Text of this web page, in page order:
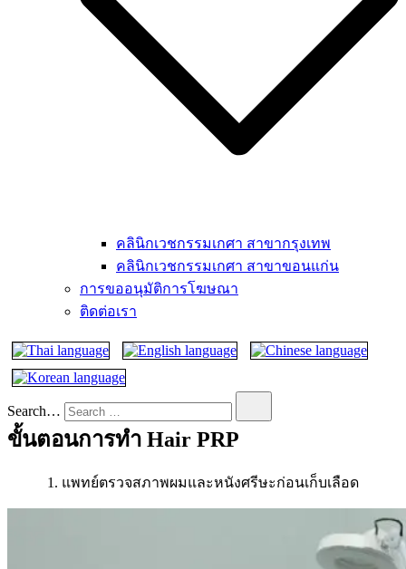
คลินิกเวชกรรมเกศา สาขากรุงเทพ
คลินิกเวชกรรมเกศา สาขาขอนแก่น
การขออนุมัติการโฆษณา
ติดต่อเรา
Search…
ขั้นตอนการทำ Hair PRP
1. แพทย์ตรวจสภาพผมและหนังศรีษะก่อนเก็บเลือด